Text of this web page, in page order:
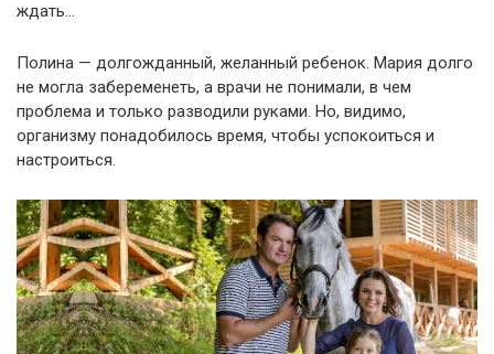
ждать…
Полина — долгожданный, желанный ребенок. Мария долго
не могла забеременеть, а врачи не понимали, в чем
проблема и только разводили руками. Но, видимо,
организму понадобилось время, чтобы успокоиться и
настроиться.